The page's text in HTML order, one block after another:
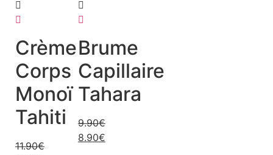
Crème
Corps
Monoï
Tahiti
11.90€
Brume
Capillaire
Tahara
9.90€
8.90€